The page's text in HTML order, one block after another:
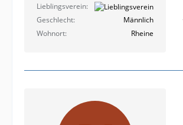
Lieblingsverein
Geschlecht
Männlich
Wohnort
Rheine